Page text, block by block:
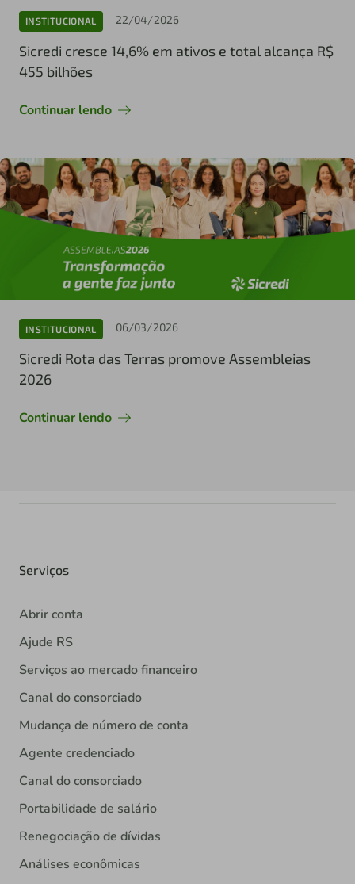
INSTITUCIONAL 22/04/2026
Sicredi cresce 14,6% em ativos e total alcança R$
455 bilhões
Continuar lendo
INSTITUCIONAL 06/03/2026
Sicredi Rota das Terras promove Assembleias
2026
Continuar lendo
Serviços
Abrir conta
Ajude RS
Serviços ao mercado financeiro
Canal do consorciado
Mudança de número de conta
Agente credenciado
Canal do consorciado
Portabilidade de salário
Renegociação de dívidas
Análises econômicas